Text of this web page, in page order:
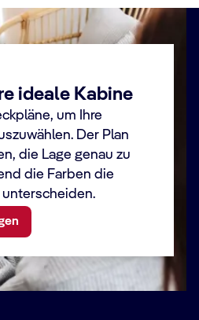
ideale Kabine
um Ihre
Der Plan
die Lage genau zu
die Farben die